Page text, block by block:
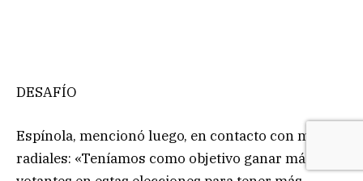
DESAFÍO
Espínola, mencionó luego, en contacto con medios
radiales: «Teníamos como objetivo ganar más